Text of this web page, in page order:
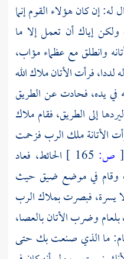
له: إن كان هؤلاء القوم إنما
إياك أن تعمل إلا ما
وانطلق مع عظماء مؤاب،
فرأت الأتان ملاك الله
في يده، فحادت عن الطريق
إلى الطريق، فقام ملاك
الأتانة ملك الرب فزحمت
[ ص:
الحائط، فعاد
وقام في موضع ضيق حيث
يسرة، فبصرت بملاك الرب
وضرب الأتان بالعصا،
ما الذي صنعت بك حتى